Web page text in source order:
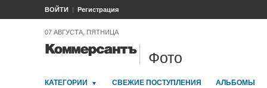
ВОЙТИ Регистрация
07 АВГУСТА, ПЯТНИЦА
Фото
КАТЕГОРИИ СВЕЖИЕ ПОСТУПЛЕНИЯ АЛЬБОМЫ